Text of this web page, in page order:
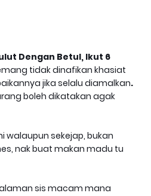
Dengan Betul, Ikut 6
tidak dinafikan khasiat
jika selalu diamalkan.
boleh dikatakan agak
walaupun sekejap, bukan
nak buat makan madu tu
sis macam mana